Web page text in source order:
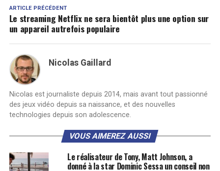
ARTICLE PRÉCÉDENT
Le streaming Netflix ne sera bientôt plus une option sur
un appareil autrefois populaire
Nicolas Gaillard
Nicolas est journaliste depuis 2014, mais avant tout passionné
des jeux vidéo depuis sa naissance, et des nouvelles
technologies depuis son adolescence.
VOUS AIMEREZ AUSSI
Le réalisateur de Tony, Matt Johnson, a
donné à la star Dominic Sessa un conseil non